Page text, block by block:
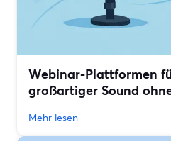
Webinar-Plattformen
großartiger Sound
Mehr lesen